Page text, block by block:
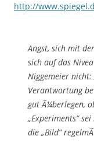
http://
Angst, sich mit
sich auf das
Niggemeier nicht:
Verantwortung
gut Ã¼berlegen,
„Experiments“
die „Bild“